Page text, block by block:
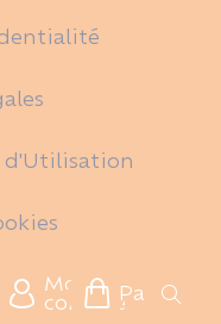
Mon
comptePanier
d'Utilisation